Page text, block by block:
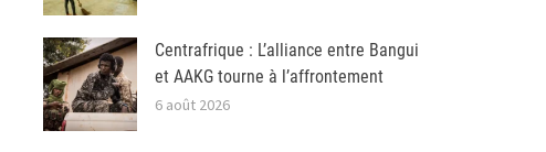
Centrafrique : L’alliance entre Bangui
et AAKG tourne à l’affrontement
6 août 2026